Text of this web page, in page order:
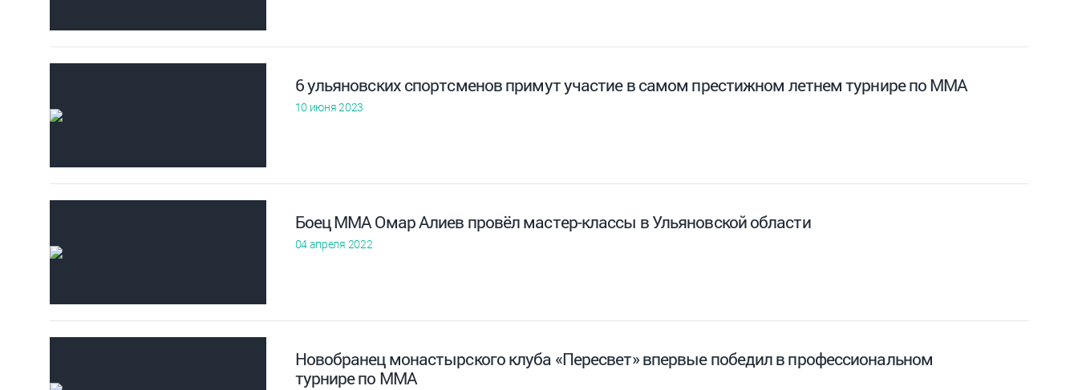
6 ульяновских спортсменов примут участие в самом престижном летнем турнире по ММА
10 июня 2023
Боец ММА Омар Алиев провёл мастер-классы в Ульяновской области
04 апреля 2022
Новобранец монастырского клуба «Пересвет» впервые победил в профессиональном
турнире по ММА